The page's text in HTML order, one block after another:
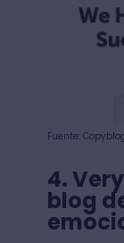
Fuente:
4.
blog